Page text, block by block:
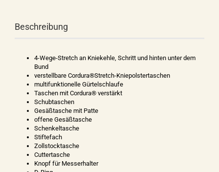
Beschreibung
4-Wege-Stretch an Kniekehle, Schritt und hinten unter dem
Bund
verstellbare Cordura®Stretch-Kniepolstertaschen
multifunktionelle Gürtelschlaufe
Taschen mit Cordura® verstärkt
Schubtaschen
Gesäßtasche mit Patte
offene Gesäßtasche
Schenkeltasche
Stiftefach
Zollstocktasche
Cuttertasche
Knopf für Messerhalter